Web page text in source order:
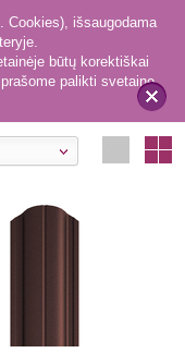
x
Cookies), išsaugodama
būtų korektiškai
palikti svetainę.
17